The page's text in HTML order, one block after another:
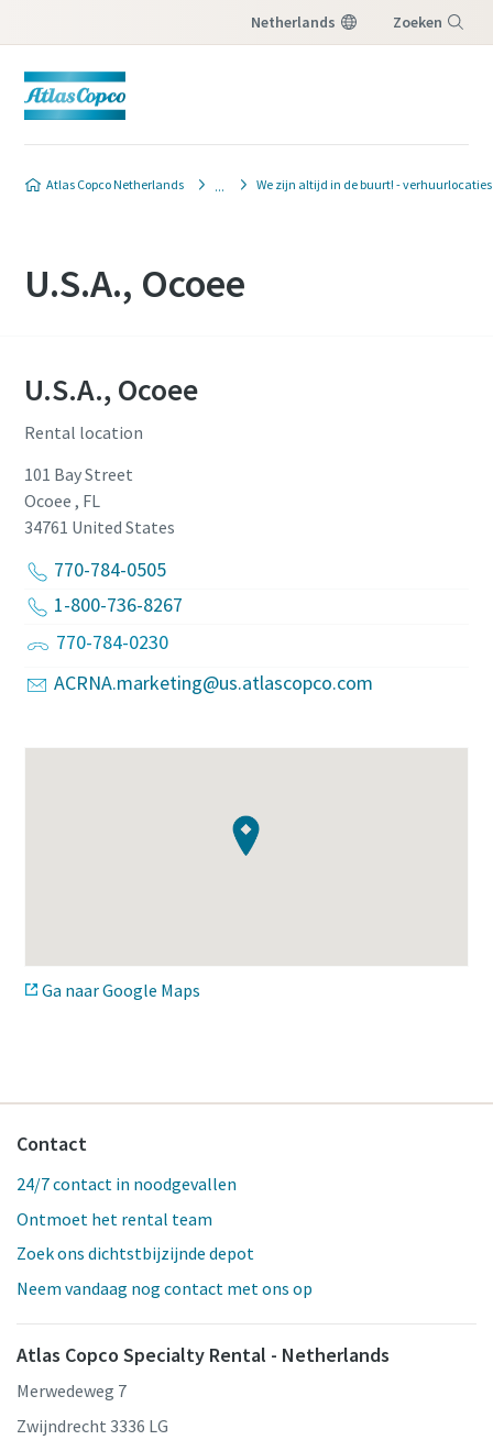
Netherlands Zoeken
Atlas Copco Netherlands We zijn altijd in de buurt! - verhuurlocaties
U.S.A., Ocoee
U.S.A., Ocoee
Rental location
101 Bay Street
Ocoee , FL
34761 United States
770-784-0505
1-800-736-8267
770-784-0230
ACRNA.marketing@us.atlascopco.com
Ga naar Google Maps
Contact
24/7 contact in noodgevallen
Ontmoet het rental team
Zoek ons dichtstbijzijnde depot
Neem vandaag nog contact met ons op
Atlas Copco Specialty Rental - Netherlands
Merwedeweg 7
Zwijndrecht 3336 LG